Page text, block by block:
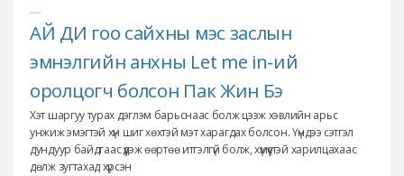
АЙ ДИ гоо сайхны мэс заслын
эмнэлгийн анхны Let me in-ий
оролцогч болсон Пак Жин Бэ
Хэт шаргуу турах дэглэм барьснаас болж цээж хэвлийн арьс
унжиж эмэгтэй хүн шиг хөхтэй мэт харагдах болсон. Үүндээ сэтгэл
дундуур байдгаас үүдэж өөртөө итгэлгүй болж, хүмүүстэй харилцахаас
дөлж зугтахад хүрсэн